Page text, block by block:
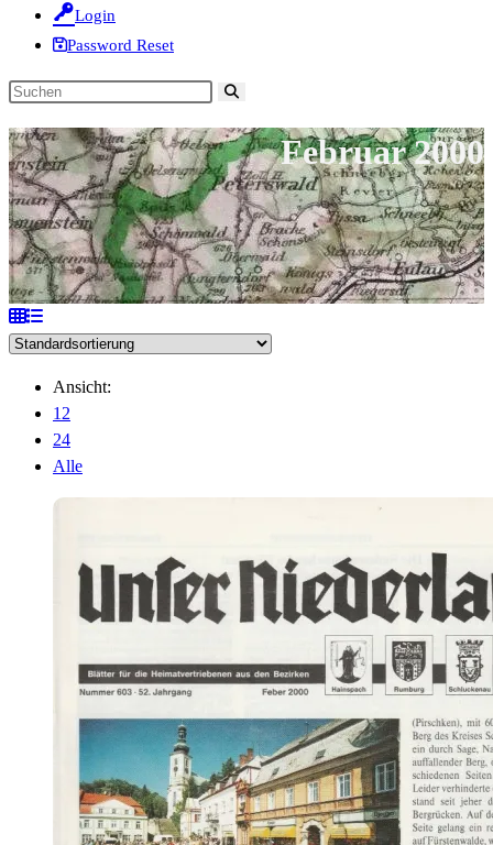
Login
Password Reset
Diese
durchsuchen
Februar 2000
Ansicht:
12
24
Alle